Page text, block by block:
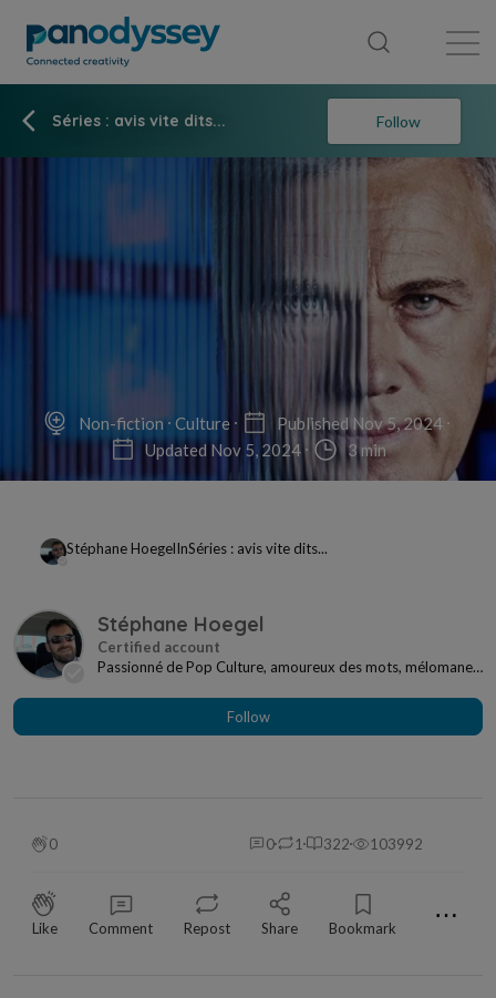
Séries : avis vite dits... Follow
Non-fiction Culture
Published Nov 5, 2024
Updated Nov 5, 2024
3 min
Stéphane HoegelInSéries : avis vite dits...
Stéphane Hoegel
Passionné de Pop Culture, amoureux des mots, mélomane
Follow
0 0 1 322 103992
Like Comment Repost Share Bookmark ⋯